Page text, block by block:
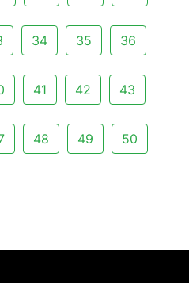
34 35 36
41 42 43
48 49 50